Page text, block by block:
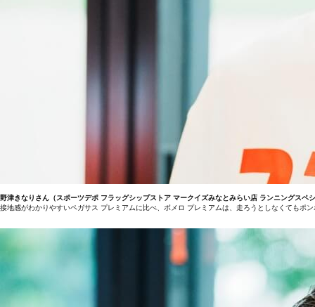
野津きなりさん（スポーツデポ フラッグシップストア マークイズみなとみらい店 ランニングスペ
接地感がわかりやすいペガサス プレミアムに比べ、ボメロ プレミアムは、走ろうとしなくてもポ